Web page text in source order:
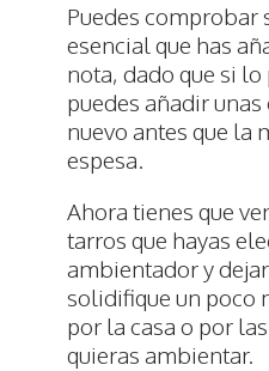
Puedes comprobar
esencial que has
nota, dado que si
puedes añadir
nuevo antes que la
espesa.
Ahora tienes que
tarros que hayas
ambientador y
solidifique un poco
por la casa o por
quieras ambientar.